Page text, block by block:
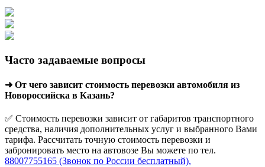
Часто задаваемые вопросы
➜ От чего зависит стоимость перевозки автомобиля из
Новороссийска в Казань?
✅ Стоимость перевозки зависит от габаритов транспортного
средства, наличия дополнительных услуг и выбранного Вами
тарифа. Рассчитать точную стоимость перевозки и
забронировать место на автовозе Вы можете по тел.
88007755165 (Звонок по России бесплатный).